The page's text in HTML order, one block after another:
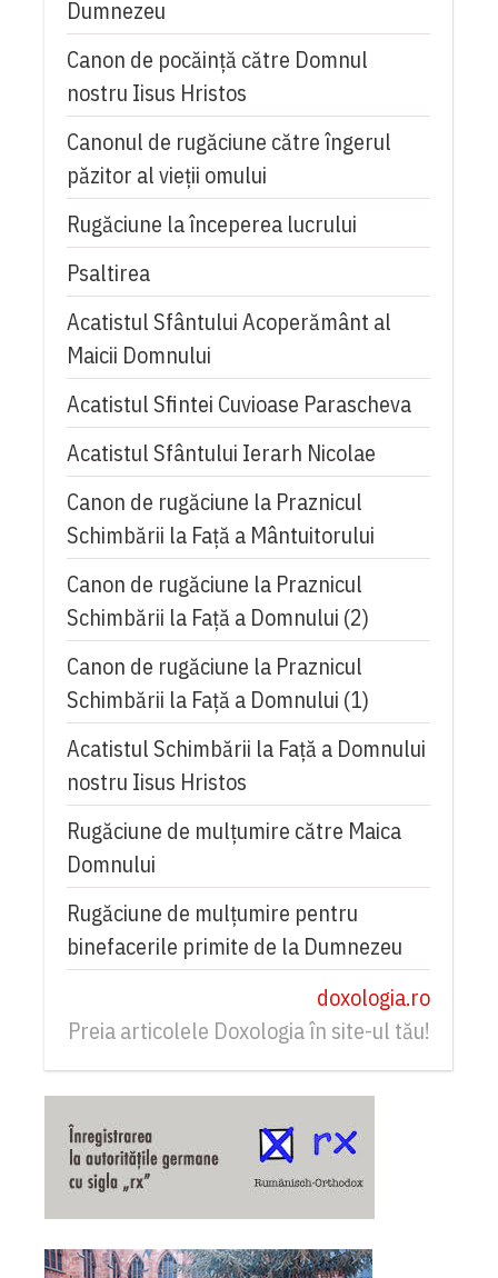
Dumnezeu
Canon de pocăință către Domnul
nostru Iisus Hristos
Canonul de rugăciune către îngerul
păzitor al vieții omului
Rugăciune la începerea lucrului
Psaltirea
Acatistul Sfântului Acoperământ al
Maicii Domnului
Acatistul Sfintei Cuvioase Parascheva
Acatistul Sfântului Ierarh Nicolae
Canon de rugăciune la Praznicul
Schimbării la Față a Mântuitorului
Canon de rugăciune la Praznicul
Schimbării la Faţă a Domnului (2)
Canon de rugăciune la Praznicul
Schimbării la Faţă a Domnului (1)
Acatistul Schimbării la Faţă a Domnului
nostru Iisus Hristos
Rugăciune de mulţumire către Maica
Domnului
Rugăciune de mulțumire pentru
binefacerile primite de la Dumnezeu
doxologia.ro
Preia articolele Doxologia în site-ul tău!